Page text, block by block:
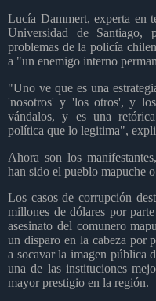
Lucía Dammert, experta en
Universidad de Santiago,
problemas de la policía
a "un enemigo interno
"Uno ve que es una
'nosotros' y 'los otros', y
vándalos, y es una
política que lo legitima",
Ahora son los
han sido el pueblo mapuche
Los casos de corrupción
millones de dólares por
asesinato del comunero
un disparo en la cabeza por
a socavar la imagen pública
una de las instituciones
mayor prestigio en la región.